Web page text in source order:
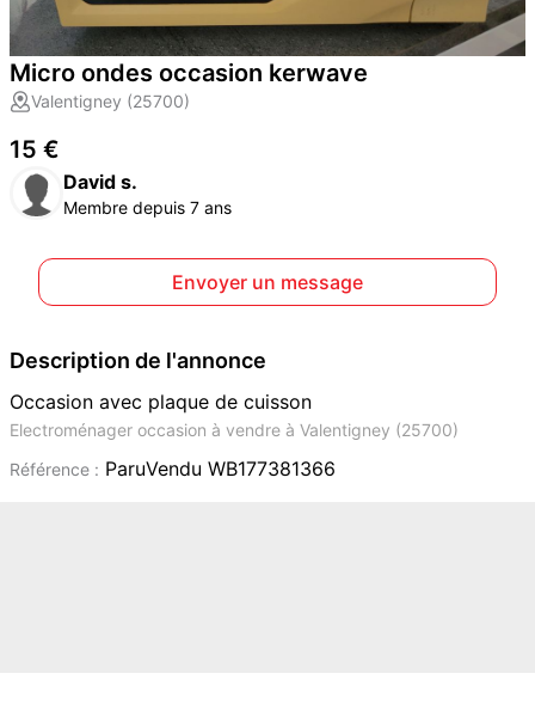
Micro ondes occasion kerwave
Valentigney (25700)
15 €
David s.
Membre depuis 7 ans
Envoyer un message
Description de l'annonce
Occasion avec plaque de cuisson
Electroménager occasion à vendre à Valentigney (25700)
Référence : ParuVendu WB177381366